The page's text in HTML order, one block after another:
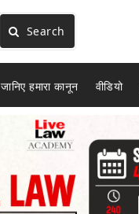
Search
जानिए हमारा कानून वीडियो